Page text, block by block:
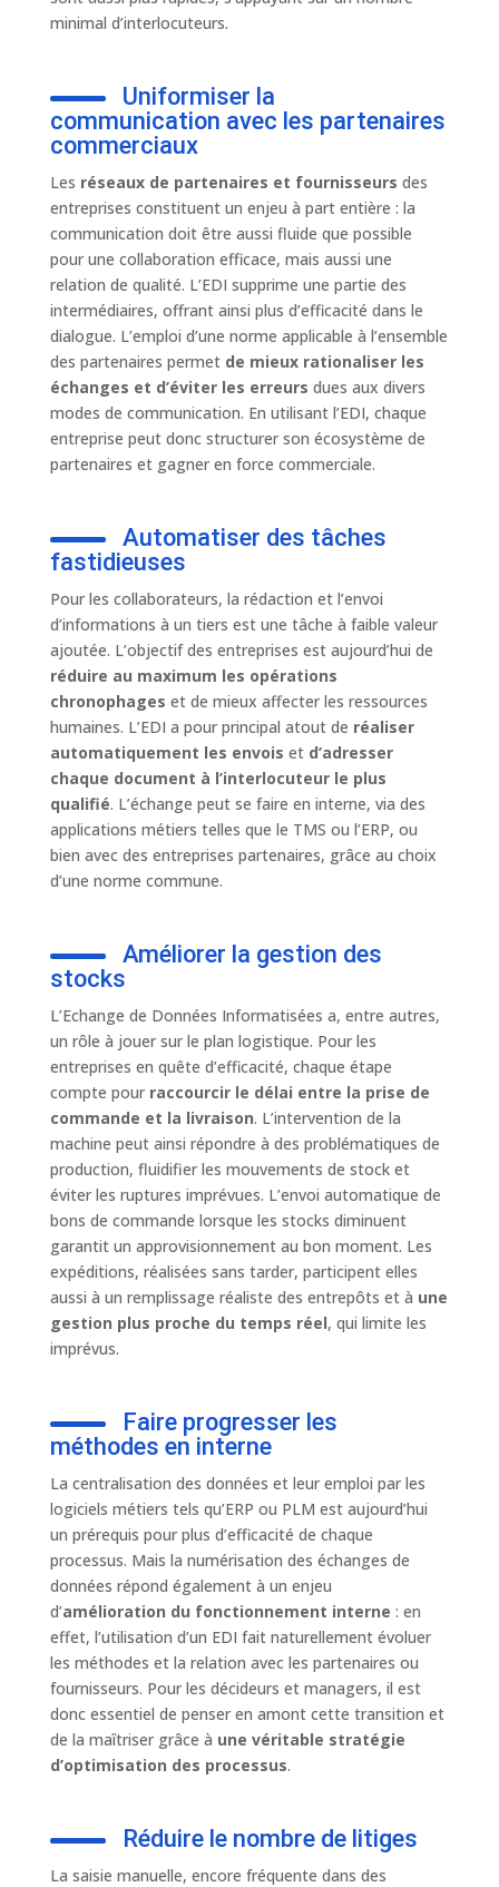
minimal d’interlocuteurs.
Uniformiser la
communication avec les partenaires
commerciaux
Les réseaux de partenaires et fournisseurs des
entreprises constituent un enjeu à part entière : la
communication doit être aussi fluide que possible
pour une collaboration efficace, mais aussi une
relation de qualité. L’EDI supprime une partie des
intermédiaires, offrant ainsi plus d’efficacité dans le
dialogue. L’emploi d’une norme applicable à l’ensemble
des partenaires permet de mieux rationaliser les
échanges et d’éviter les erreurs dues aux divers
modes de communication. En utilisant l’EDI, chaque
entreprise peut donc structurer son écosystème de
partenaires et gagner en force commerciale.
Automatiser des tâches
fastidieuses
Pour les collaborateurs, la rédaction et l’envoi
d’informations à un tiers est une tâche à faible valeur
ajoutée. L’objectif des entreprises est aujourd’hui de
réduire au maximum les opérations
chronophages et de mieux affecter les ressources
humaines. L’EDI a pour principal atout de réaliser
automatiquement les envois et d’adresser
chaque document à l’interlocuteur le plus
qualifié. L’échange peut se faire en interne, via des
applications métiers telles que le TMS ou l’ERP, ou
bien avec des entreprises partenaires, grâce au choix
d’une norme commune.
Améliorer la gestion des
stocks
L’Echange de Données Informatisées a, entre autres,
un rôle à jouer sur le plan logistique. Pour les
entreprises en quête d’efficacité, chaque étape
compte pour raccourcir le délai entre la prise de
commande et la livraison. L’intervention de la
machine peut ainsi répondre à des problématiques de
production, fluidifier les mouvements de stock et
éviter les ruptures imprévues. L’envoi automatique de
bons de commande lorsque les stocks diminuent
garantit un approvisionnement au bon moment. Les
expéditions, réalisées sans tarder, participent elles
aussi à un remplissage réaliste des entrepôts et à une
gestion plus proche du temps réel, qui limite les
imprévus.
Faire progresser les
méthodes en interne
La centralisation des données et leur emploi par les
logiciels métiers tels qu’ERP ou PLM est aujourd’hui
un prérequis pour plus d’efficacité de chaque
processus. Mais la numérisation des échanges de
données répond également à un enjeu
d’amélioration du fonctionnement interne : en
effet, l’utilisation d’un EDI fait naturellement évoluer
les méthodes et la relation avec les partenaires ou
fournisseurs. Pour les décideurs et managers, il est
donc essentiel de penser en amont cette transition et
de la maîtriser grâce à une véritable stratégie
d’optimisation des processus.
Réduire le nombre de litiges
La saisie manuelle, encore fréquente dans des